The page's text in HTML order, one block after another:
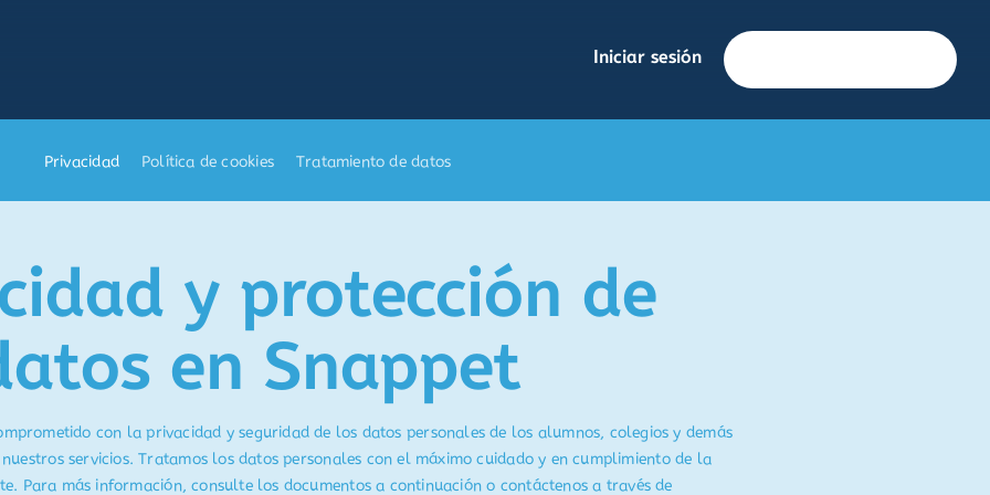
Iniciar sesión
Privacidad Política de cookies Tratamiento de datos
y protección de
en Snappet
con la privacidad y seguridad de los datos personales de los alumnos, colegios y demás
servicios. Tratamos los datos personales con el máximo cuidado y en cumplimiento de la
Para más información, consulte los documentos a continuación o contáctenos a través de